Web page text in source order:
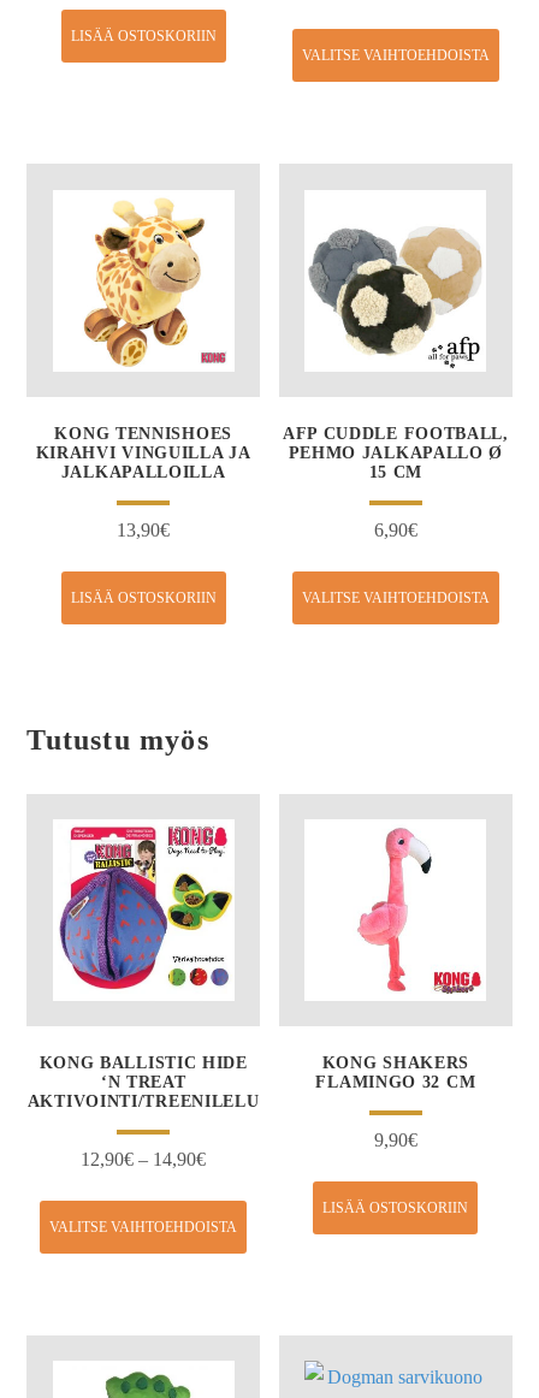
LISÄÄ OSTOSKORIIN
VALITSE VAIHTOEHDOISTA
KONG TENNISHOES
KIRAHVI VINGUILLA JA
JALKAPALLOILLA
13,90€
LISÄÄ OSTOSKORIIN
AFP CUDDLE FOOTBALL,
PEHMO JALKAPALLO Ø
15 CM
6,90€
VALITSE VAIHTOEHDOISTA
Tutustu myös
KONG BALLISTIC HIDE
‘N TREAT
AKTIVOINTI/TREENILELU
12,90€ – 14,90€
VALITSE VAIHTOEHDOISTA
KONG SHAKERS
FLAMINGO 32 CM
9,90€
LISÄÄ OSTOSKORIIN